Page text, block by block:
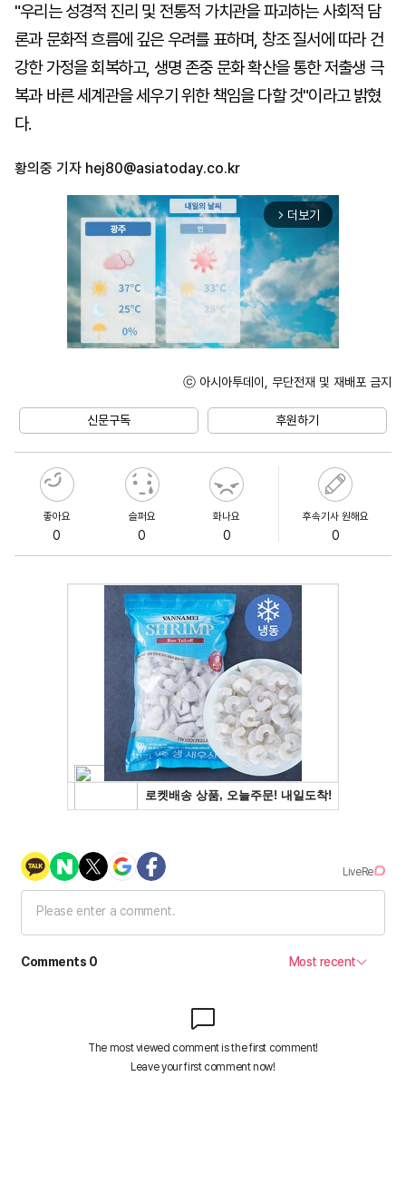
"우리는 성경적 진리 및 전통적 가치관을 파괴하는 사회적 담
론과 문화적 흐름에 깊은 우려를 표하며, 창조 질서에 따라 건
강한 가정을 회복하고, 생명 존중 문화 확산을 통한 저출생 극
복과 바른 세계관을 세우기 위한 책임을 다할 것"이라고 밝혔
다.
황의중 기자 hej80@asiatoday.co.kr
arrow_forward_ios 더보기
ⓒ 아시아투데이, 무단전재 및 재배포 금지
신문구독 후원하기
좋아요
0
슬퍼요
0
화나요
0
후속기사 원해요
0